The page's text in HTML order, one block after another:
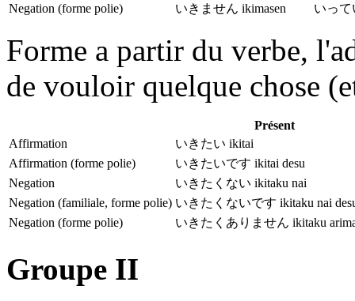
Negation (forme polie)
いきません ikimasen いって
Forme a partir du verbe,
de vouloir quelque chose
Présent
Affirmation
いきたい ikitai
Affirmation (forme polie)
いきたいです ikitai desu
Negation
いきたくない ikitaku nai
Negation (familiale, forme polie) いきたくないです ikitaku nai
Negation (forme polie)
いきたくありません ikitaku
Groupe II